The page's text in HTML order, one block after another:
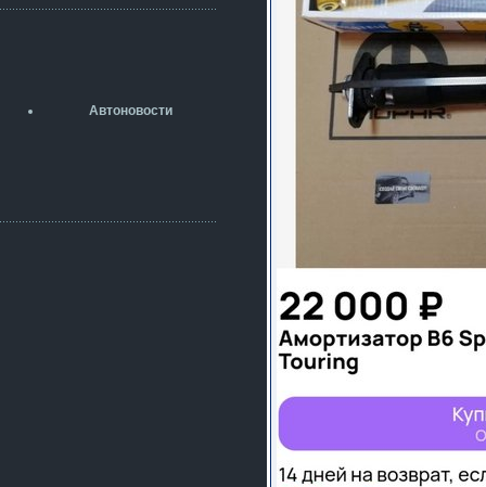
разболтовка 5х114.3 спокойно
А здесь уже кладбищенская тишина...
Автоновости